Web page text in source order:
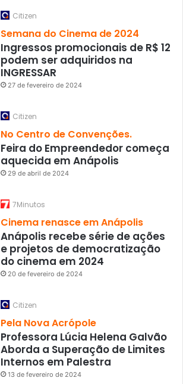
Citizen
Semana do Cinema de 2024
Ingressos promocionais de R$ 12
podem ser adquiridos na
INGRESSAR
27 de fevereiro de 2024
Citizen
No Centro de Convenções.
Feira do Empreendedor começa
aquecida em Anápolis
29 de abril de 2024
7Minutos
Cinema renasce em Anápolis
Anápolis recebe série de ações
e projetos de democratização
do cinema em 2024
20 de fevereiro de 2024
Citizen
Pela Nova Acrópole
Professora Lúcia Helena Galvão
Aborda a Superação de Limites
Internos em Palestra
13 de fevereiro de 2024